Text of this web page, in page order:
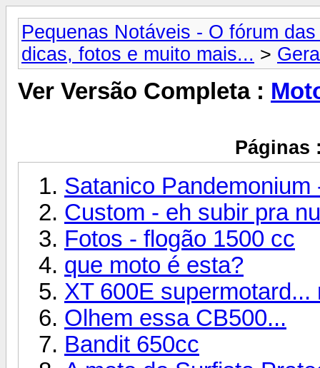
Pequenas Notáveis - O fórum
dicas, fotos e muito mais... >
Ver Versão Completa :
Páginas
Satanico
Custom - eh subir pra
Fotos - flogão 1500 cc
que moto é esta?
XT 600E
Olhem essa CB500...
Bandit 650cc